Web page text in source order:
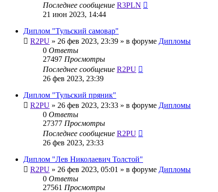
Последнее сообщение R3PLN
21 июн 2023, 14:44
Диплом "Тульский самовар"
R2PU » 26 фев 2023, 23:39 » в форуме Дипломы
0 Ответы
27497 Просмотры
Последнее сообщение R2PU
26 фев 2023, 23:39
Диплом "Тульский пряник"
R2PU » 26 фев 2023, 23:33 » в форуме Дипломы
0 Ответы
27377 Просмотры
Последнее сообщение R2PU
26 фев 2023, 23:33
Диплом "Лев Николаевич Толстой"
R2PU » 26 фев 2023, 05:01 » в форуме Дипломы
0 Ответы
27561 Просмотры